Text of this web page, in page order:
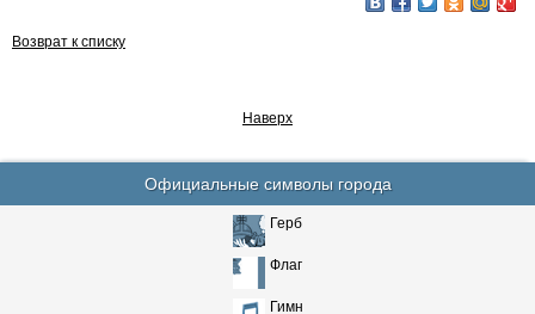
Возврат к списку
Наверх
Официальные символы города
Герб
Флаг
Гимн